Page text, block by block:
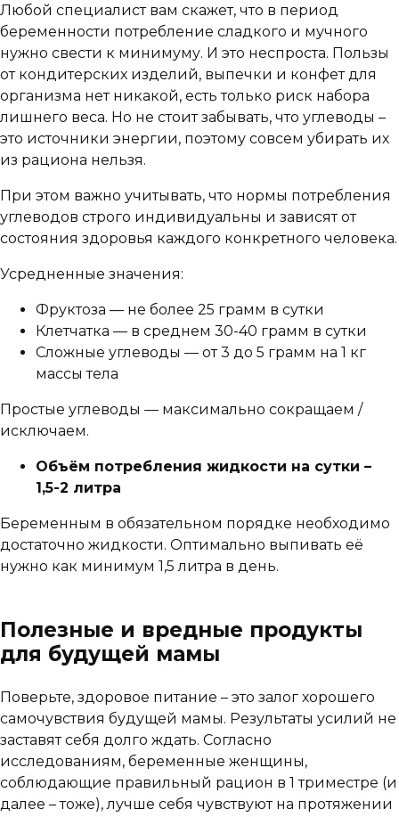
Любой специалист вам скажет, что в период
беременности потребление сладкого и мучного
нужно свести к минимуму. И это неспроста. Пользы
от кондитерских изделий, выпечки и конфет для
организма нет никакой, есть только риск набора
лишнего веса. Но не стоит забывать, что углеводы –
это источники энергии, поэтому совсем убирать их
из рациона нельзя.
При этом важно учитывать, что нормы потребления
углеводов строго индивидуальны и зависят от
состояния здоровья каждого конкретного человека.
Усредненные значения:
Фруктоза — не более 25 грамм в сутки
Клетчатка — в среднем 30-40 грамм в сутки
Сложные углеводы — от 3 до 5 грамм на 1 кг
массы тела
Простые углеводы — максимально сокращаем /
исключаем.
Объём потребления жидкости на сутки –
1,5-2 литра
Беременным в обязательном порядке необходимо
достаточно жидкости. Оптимально выпивать её
нужно как минимум 1,5 литра в день.
Полезные и вредные продукты
для будущей мамы
Поверьте, здоровое питание – это залог хорошего
самочувствия будущей мамы. Результаты усилий не
заставят себя долго ждать. Согласно
исследованиям, беременные женщины,
соблюдающие правильный рацион в 1 триместре (и
далее – тоже), лучше себя чувствуют на протяжении